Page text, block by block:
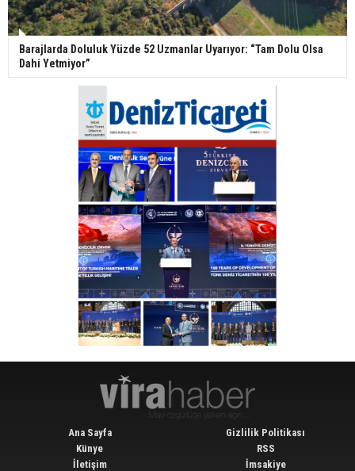
Barajlarda Doluluk Yüzde 52 Uzmanlar Uyarıyor: “Tam Dolu Olsa
Dahi Yetmiyor”
Ana Sayfa
Künye
İletişim
Gizlilik Politikası
RSS
İmsakiye